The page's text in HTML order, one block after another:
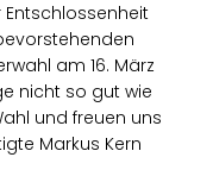
am 16. März
nicht so gut wie
und freuen uns
Markus Kern